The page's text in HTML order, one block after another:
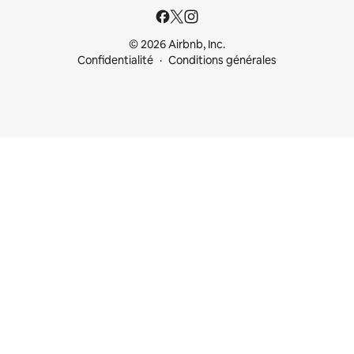
© 2026 Airbnb, Inc.
Confidentialité
Conditions générales